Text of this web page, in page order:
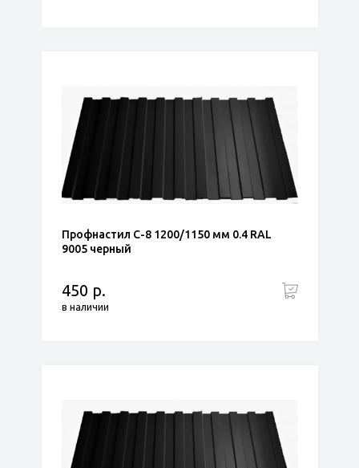
Профнастил С-8 1200/1150 мм 0.4 RAL
9005 черный
450 р.
в наличии